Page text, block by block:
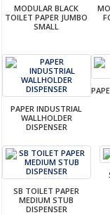
MODULAR BLACK
TOILET PAPER JUMBO
SMALL
PAPER INDUSTRIAL
WALLHOLDER
DISPENSER
SB TOILET PAPER
MEDIUM STUB
DISPENSER